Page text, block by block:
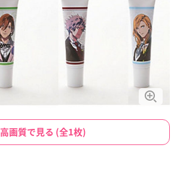
高画質で見る (全1枚)